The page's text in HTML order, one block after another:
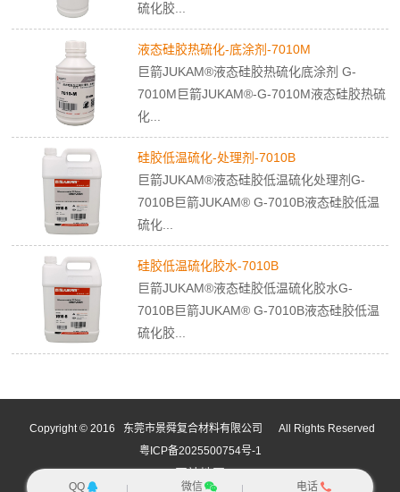
硫化胶...
液态硅胶热硫化-底涂剂-7010M
巨箭JUKAM®液态硅胶热硫化底涂剂 G-
7010M巨箭JUKAM®-G-7010M液态硅胶热硫
化...
硅胶低温硫化-处理剂-7010B
巨箭JUKAM®液态硅胶低温硫化处理剂G-
7010B巨箭JUKAM® G-7010B液态硅胶低温
硫化...
硅胶低温硫化胶水-7010B
巨箭JUKAM®液态硅胶低温硫化胶水G-
7010B巨箭JUKAM® G-7010B液态硅胶低温
硫化胶...
Copyright © 2016 东莞市景舜复合材料有限公司
All Rights Reserved
粤ICP备2025500754号-1
网站地图
QQ 微信 电话